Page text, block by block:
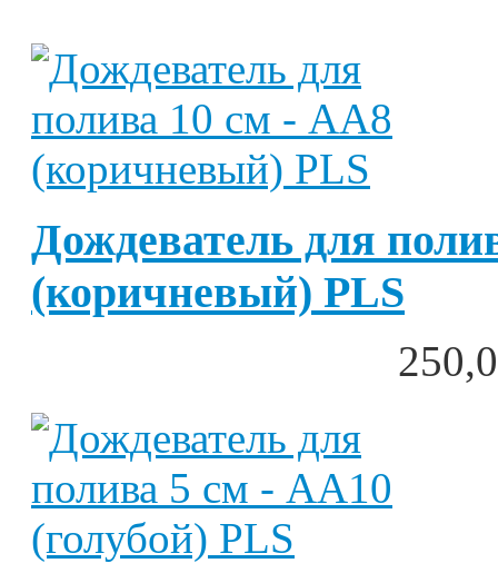
Дождеватель для
(коричневый) PLS